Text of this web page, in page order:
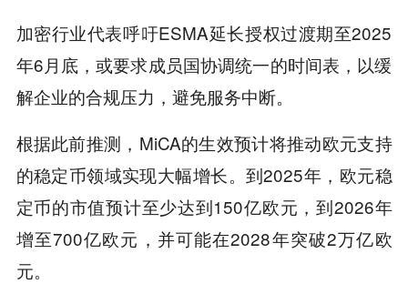
加密行业代表呼吁ESMA延长授权过渡期至2025
年6月底，或要求成员国协调统一的时间表，以缓
解企业的合规压力，避免服务中断。
根据此前推测，MiCA的生效预计将推动欧元支持
的稳定币领域实现大幅增长。到2025年，欧元稳
定币的市值预计至少达到150亿欧元，到2026年
增至700亿欧元，并可能在2028年突破2万亿欧
元。